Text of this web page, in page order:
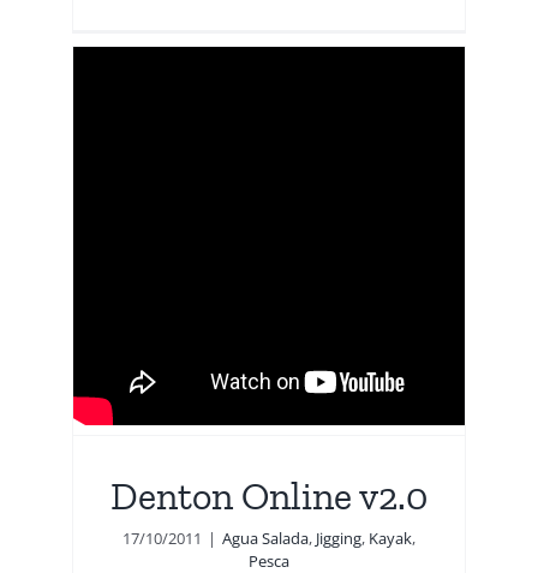
Denton Online v2.0
17/10/2011 | Agua Salada, Jigging, Kayak,
Pesca